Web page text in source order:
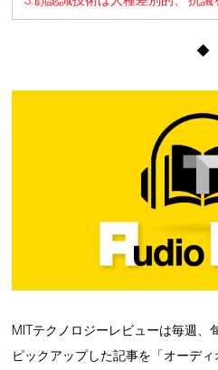
P
◆
MITテクノロジーレビューは毎週、
ピックアップした記事を「オーデ